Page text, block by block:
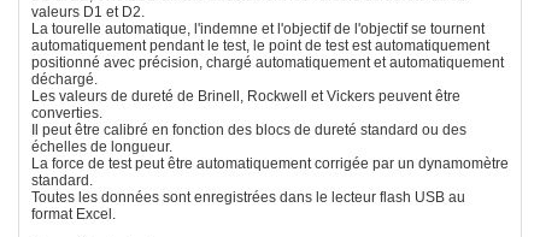
valeurs D1 et D2.
La tourelle automatique, l'indemne et l'objectif de l'objectif se tournent
automatiquement pendant le test, le point de test est automatiquement
positionné avec précision, chargé automatiquement et automatiquement
déchargé.
Les valeurs de dureté de Brinell, Rockwell et Vickers peuvent être
converties.
Il peut être calibré en fonction des blocs de dureté standard ou des
échelles de longueur.
La force de test peut être automatiquement corrigée par un dynamomètre
standard.
Toutes les données sont enregistrées dans le lecteur flash USB au
format Excel.